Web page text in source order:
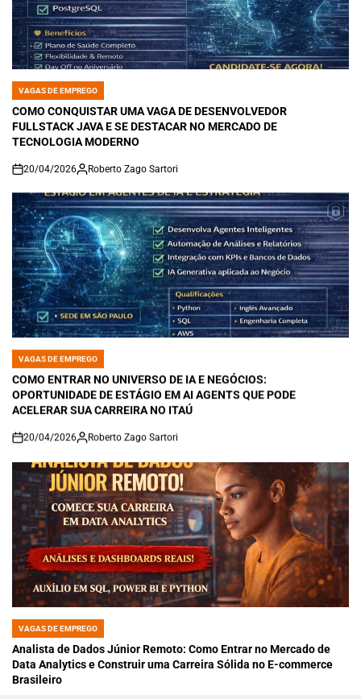
POSTED
IN
VAGAS DE EMPREGO
COMO CONQUISTAR UMA VAGA DE DESENVOLVEDOR
FULLSTACK JAVA E SE DESTACAR NO MERCADO DE
TECNOLOGIA MODERNO
on
20/04/2026 Roberto Zago Sartori
POSTED
IN
VAGAS DE EMPREGO
COMO ENTRAR NO UNIVERSO DE IA E NEGÓCIOS:
OPORTUNIDADE DE ESTÁGIO EM AI AGENTS QUE PODE
ACELERAR SUA CARREIRA NO ITAÚ
on
20/04/2026 Roberto Zago Sartori
POSTED
IN
VAGAS DE EMPREGO
Analista de Dados Júnior Remoto: Como Entrar no Mercado de
Data Analytics e Construir uma Carreira Sólida no E-commerce
Brasileiro